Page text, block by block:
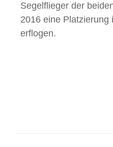
Segelflieger der
2016 eine
erflogen.